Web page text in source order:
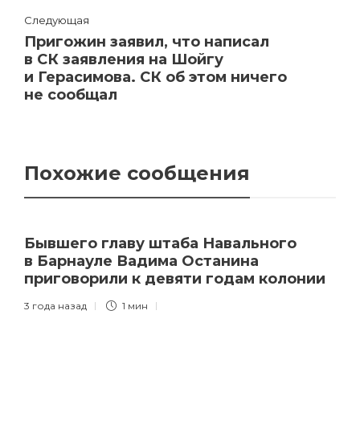
Следующая
Пригожин заявил, что написал
в СК заявления на Шойгу
и Герасимова. СК об этом ничего
не сообщал
Похожие сообщения
Бывшего главу штаба Навального
в Барнауле Вадима Останина
приговорили к девяти годам колонии
3 года назад 1 мин